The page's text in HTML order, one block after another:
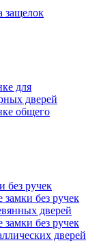
защелок
для
дверей
общего
без ручек
замки без ручек
дверей
замки без ручек
дверей